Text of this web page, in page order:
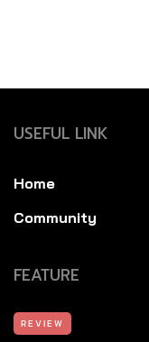
USEFUL LINK
Home
Community
FEATURE
REVIEW